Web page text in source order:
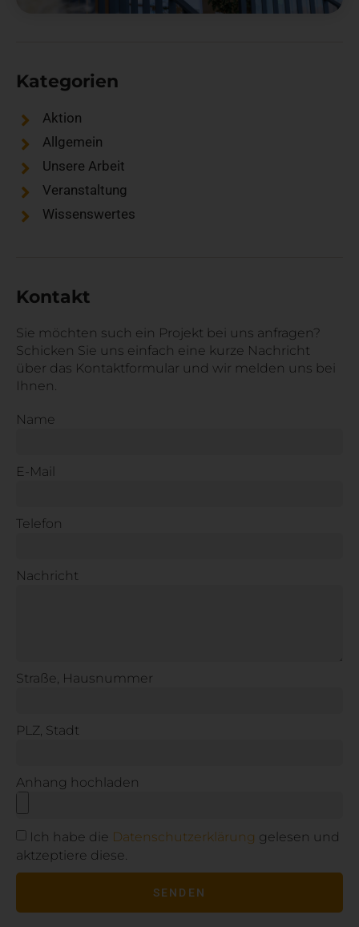
Kategorien
Aktion
Allgemein
Unsere Arbeit
Veranstaltung
Wissenswertes
Kontakt
Sie möchten such ein Projekt bei uns anfragen?
Schicken Sie uns einfach eine kurze Nachricht
über das Kontaktformular und wir melden uns bei
Ihnen.
Name
E-Mail
Telefon
Nachricht
Straße, Hausnummer
PLZ, Stadt
Anhang hochladen
Ich habe die Datenschutzerklärung gelesen und
aktzeptiere diese.
SENDEN